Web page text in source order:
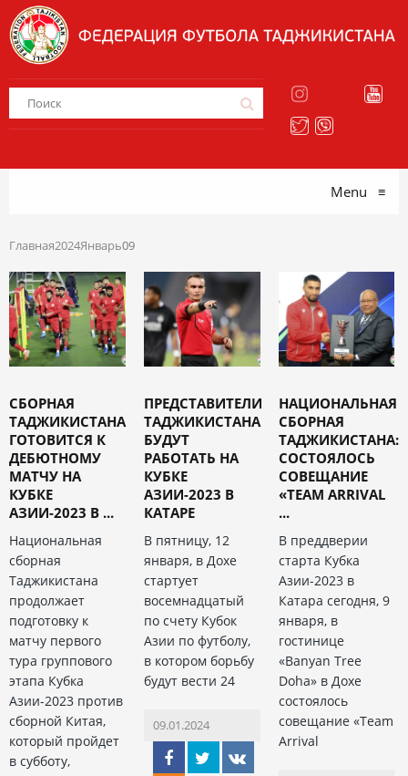
Menu ≡
Главная2024Январь09
СБОРНАЯ
ТАДЖИКИСТАНА
ГОТОВИТСЯ К
ДЕБЮТНОМУ
МАТЧУ НА
КУБКЕ
АЗИИ-2023 В ...
Национальная
сборная
Таджикистана
продолжает
подготовку к
матчу первого
тура группового
этапа Кубка
Азии-2023 против
сборной Китая,
который пройдет
в субботу,
ПРЕДСТАВИТЕЛИ
ТАДЖИКИСТАНА
БУДУТ
РАБОТАТЬ НА
КУБКЕ
АЗИИ-2023 В
КАТАРЕ
В пятницу, 12
января, в Дохе
стартует
восемнадцатый
по счету Кубок
Азии по футболу,
в котором борьбу
будут вести 24
09.01.2024
НАЦИОНАЛЬНАЯ
СБОРНАЯ
ТАДЖИКИСТАНА:
СОСТОЯЛОСЬ
СОВЕЩАНИЕ
«TEAM ARRIVAL
...
В преддверии
старта Кубка
Азии-2023 в
Катара сегодня, 9
января, в
гостинице
«Banyan Tree
Doha» в Дохе
состоялось
совещание «Team
Arrival